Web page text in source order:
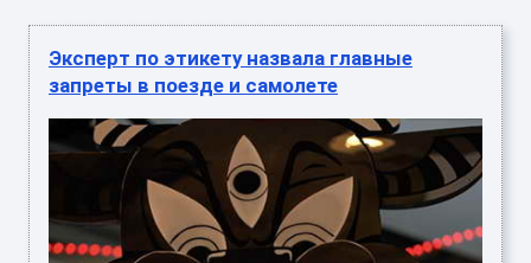
Эксперт по этикету назвала главные
запреты в поезде и самолете